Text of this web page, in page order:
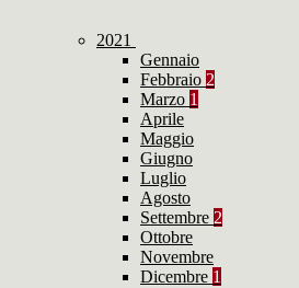
2021
Gennaio
Febbraio 2
Marzo 1
Aprile
Maggio
Giugno
Luglio
Agosto
Settembre 2
Ottobre
Novembre
Dicembre 1